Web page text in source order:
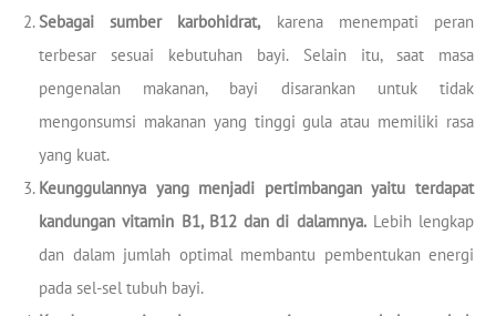
Sebagai sumber karbohidrat,karena menempati peran
terbesar sesuai kebutuhan bayi. Selain itu, saat masa
pengenalan makanan, bayi disarankan untuk tidak
mengonsumsi makanan yang tinggi gula atau memiliki rasa
yang kuat.
Keunggulannya yang menjadi pertimbangan yaitu terdapat
kandungan vitamin B1, B12 dan di dalamnya.Lebih lengkap
dan dalam jumlah optimal membantu pembentukan energi
pada sel-sel tubuh bayi.